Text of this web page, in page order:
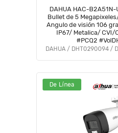
DAHUA HAC-
Bullet de 5
Angulo de visión 106
IP67/ Metalica/ CVI/
#PCQ2
De Línea